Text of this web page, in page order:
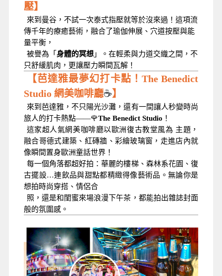
壓】
來到曼谷，不試一次泰式指壓就等於沒來過！這項流
傳千年的療癒藝術，融合了瑜伽伸展、穴道按壓與能
量平衡，
被譽為「 身體的冥想」。在輕柔與力道交織之間，不
只舒緩肌肉，更讓壓力瞬間瓦解！
【芭達雅最夢幻打卡點！The Benedict
Studio 網美咖啡廳☕】
來到芭達雅，不只陽光沙灘，還有一間讓人秒變時尚
旅人的打卡熱點——🌹The Benedict Studio ！
這家超人氣網美咖啡廳以歐洲復古教堂風為 主題，
融合哥德式建築、紅磚牆、彩繪玻璃窗，走進店內就
像瞬間置身歐洲童話世界！
每一個角落都超好拍：華麗的樓梯、森林系花園、復
古擺設…連飲品與甜點都精緻得像藝術品。無論你是
想拍時尚穿搭、情侶合
照，還是和閨蜜來場浪漫下午茶，都能拍出雜誌封面
般的氛圍感。